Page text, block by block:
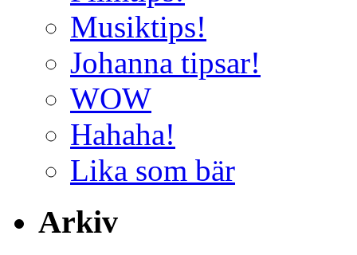
Musiktips!
Johanna tipsar!
WOW
Hahaha!
Lika som bär
Arkiv